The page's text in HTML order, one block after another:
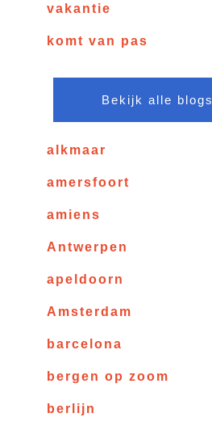
vakantie
komt van pas
Bekijk alle blogs
alkmaar
amersfoort
amiens
Antwerpen
apeldoorn
Amsterdam
barcelona
bergen op zoom
berlijn